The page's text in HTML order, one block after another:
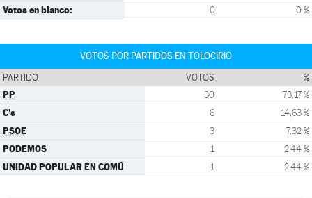
Votos en blanco: 0 0 %
VOTOS POR PARTIDOS EN TOLOCIRIO
PARTIDO VOTOS %
PP 30 73,17 %
C's 6 14,63 %
PSOE 3 7,32 %
PODEMOS 1 2,44 %
UNIDAD POPULAR EN COMÚ 1 2,44 %